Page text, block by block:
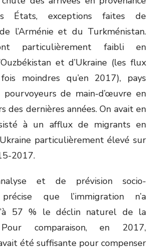
États, exceptions faites de
de l’Arménie et du Turkménistan.
particulièrement faibli en
et d’Ukraine (les flux
moindres qu’en 2017), pays
de main-d’œuvre en
des dernières années. On avait en
à un afflux de migrants en
particulièrement élevé sur
2017.
et de prévision socio-
que l’immigration n’a
57 % le déclin naturel de la
comparaison, en 2017,
été suffisante pour compenser